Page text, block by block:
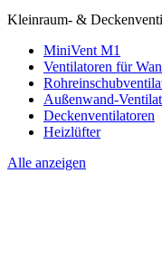
Kleinraum- &
MiniVent M1
Ventilatoren für
Außenwand-
Deckenventilatoren
Heizlüfter
Alle anzeigen